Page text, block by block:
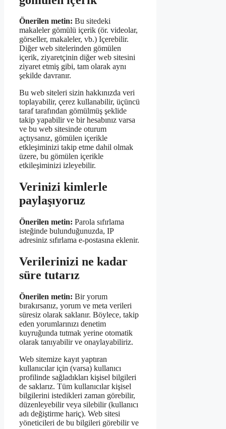
Önerilen metin: Bu sitedeki
makaleler gömülü içerik (ör. videolar,
görseller, makaleler, vb.) Içerebilir.
Diğer web sitelerinden gömülen
içerik, ziyaretçinin diğer web sitesini
ziyaret etmiş gibi, tam olarak aynı
şekilde davranır.
Bu web siteleri sizin hakkınızda veri
toplayabilir, çerez kullanabilir, üçüncü
taraf tarafından gömülmüş şeklide
takip yapabilir ve bir hesabınız varsa
ve bu web sitesinde oturum
açtıysanız, gömülen içerikle
etkleşiminizi takip etme dahil olmak
üzere, bu gömülen içerikle
etkileşiminizi izleyebilir.
Verinizi kimlerle
paylaşıyoruz
Önerilen metin: Parola sıfırlama
isteğinde bulunduğunuzda, IP
adresiniz sıfırlama e-postasına eklenir.
Verilerinizi ne kadar
süre tutarız
Önerilen metin: Bir yorum
bırakırsanız, yorum ve meta verileri
süresiz olarak saklanır. Böylece, takip
eden yorumlarınızı denetim
kuyruğunda tutmak yerine otomatik
olarak tanıyabilir ve onaylayabiliriz.
Web sitemize kayıt yaptıran
kullanıcılar için (varsa) kullanıcı
profilinde sağladıkları kişisel bilgileri
de saklarız. Tüm kullanıcılar kişisel
bilgilerini istedikleri zaman görebilir,
düzenleyebilir veya silebilir (kullanıcı
adı değiştirme hariç). Web sitesi
yöneticileri de bu bilgileri görebilir ve